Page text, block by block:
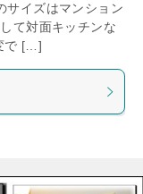
サイズはマンション
て対面キッチンな
で […]